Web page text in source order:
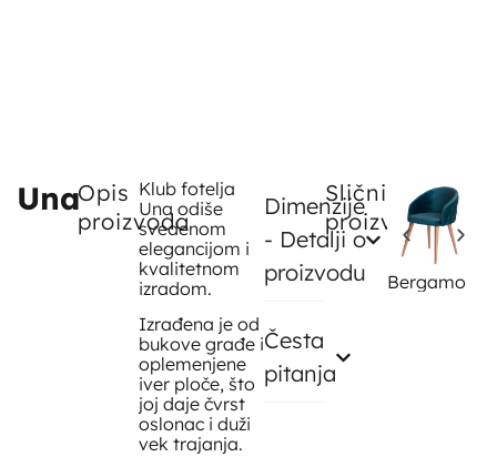
UnaOpis
proizvoda
Klub fotelja
Una odiše
svedenom
elegancijom i
kvalitetnom
izradom.
Izrađena je od
bukove građe i
oplemenjene
iver ploče, što
joj daje čvrst
oslonac i duži
vek trajanja.
Dimenzije
- Detalji o
proizvodu
Česta
pitanja
Slični
proizvodi
Bergamo